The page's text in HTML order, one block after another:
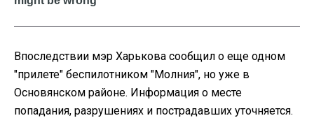
Впоследствии мэр Харькова сообщил о еще одном
"прилете" беспилотником "Молния", но уже в
Основянском районе. Информация о месте
попадания, разрушениях и пострадавших уточняется.